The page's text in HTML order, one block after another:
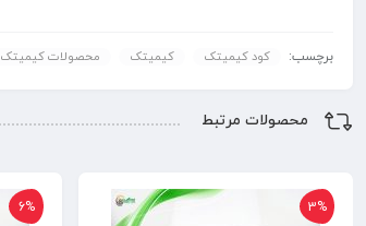
برچسب: کود کیمیتک کیمیتک محصولات کیمیتک
محصولات مرتبط
3%
6%